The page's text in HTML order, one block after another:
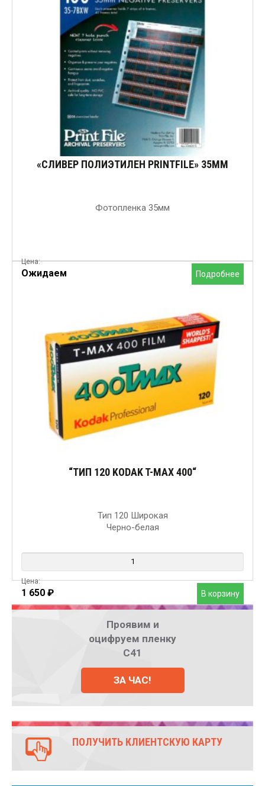
«СЛИВЕР ПОЛИЭТИЛЕН PRINTFILE» 35ММ
Фотопленка 35мм
Цена:
Ожидаем Подробнее
“ТИП 120 KODAK T-MAX 400“
Тип 120 Широкая
Черно-белая
Цена:
1 650 ₽ В корзину
Проявим и
оцифруем пленку
С41
ЗА ЧАС!
ПОЛУЧИТЬ КЛИЕНТСКУЮ КАРТУ